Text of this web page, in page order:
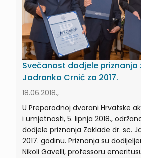
Svečanost dodjele priznanja
Jadranko Crnić za 2017.
18.06.2018.,
U Preporodnoj dvorani Hrvatske
i umjetnosti, 5. lipnja 2018.,
dodjele priznanja Zaklade dr. sc.
2017. godinu. Priznanja su
Nikoli Gavelli, professoru